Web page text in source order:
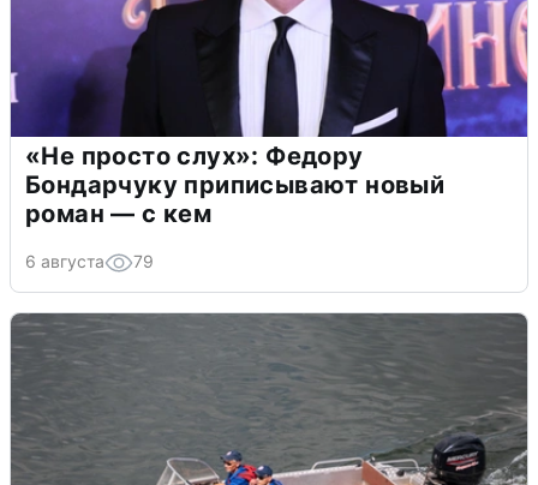
«Не просто слух»: Федору
Бондарчуку приписывают новый
роман — с кем
6 августа 79